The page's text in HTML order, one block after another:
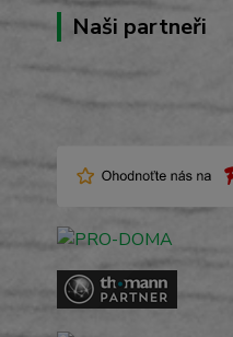
Naši partneři